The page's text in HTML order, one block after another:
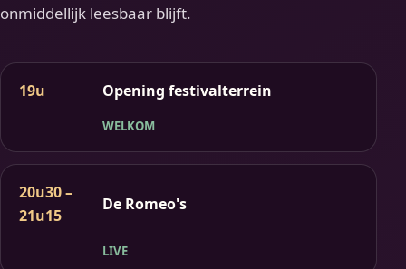
onmiddellijk leesbaar blijft.
19u Opening festivalterrein
WELKOM
20u30 –
21u15
De Romeo's
LIVE